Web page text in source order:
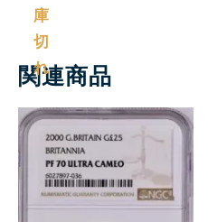
関連商品
庫
切
れ